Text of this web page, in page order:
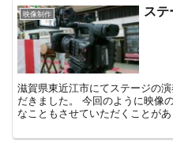
映像制作 ス
滋賀県東近江市にてステージの
だきました。 今回のように映像
なこともさせていただくことが